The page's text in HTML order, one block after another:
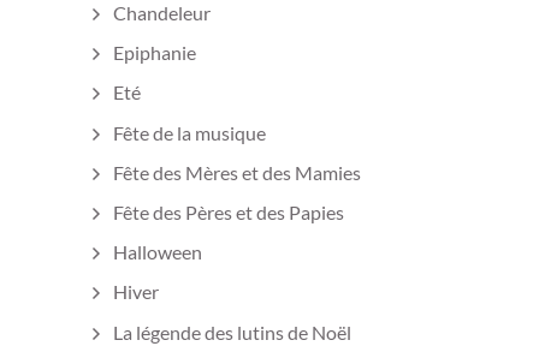
Chandeleur
Epiphanie
Eté
Fête de la musique
Fête des Mères et des Mamies
Fête des Pères et des Papies
Halloween
Hiver
La légende des lutins de Noël